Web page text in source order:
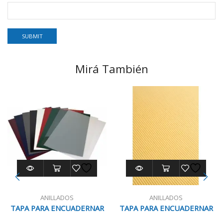
Mirá También
ANILLADOS
TAPA PARA ENCUADERNAR
ANILLADOS
TAPA PARA ENCUADERNAR